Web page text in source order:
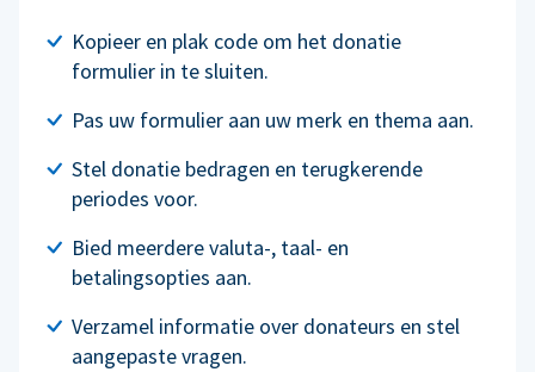
Kopieer en plak code om het donatie
formulier in te sluiten.
Pas uw formulier aan uw merk en thema aan.
Stel donatie bedragen en terugkerende
periodes voor.
Bied meerdere valuta-, taal- en
betalingsopties aan.
Verzamel informatie over donateurs en stel
aangepaste vragen.